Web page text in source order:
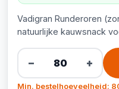
Vadigran Runderoren
natuurlijke kauwsnack
− +
Min. bestelhoeveelheid: